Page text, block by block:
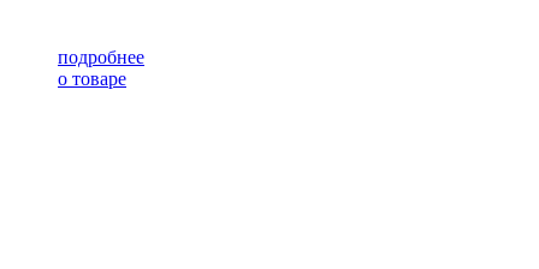
подробнее
о товаре